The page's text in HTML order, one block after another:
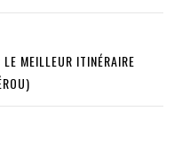
MEILLEUR ITINÉRAIRE